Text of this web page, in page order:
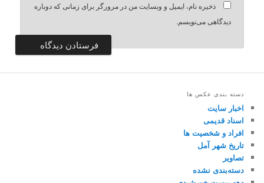
ذخیره نام، ایمیل و وبسایت من در مرورگر برای زمانی که دوباره
دیدگاهی می‌نویسم.
دسته بندی عکس ها
اخبار سایت
اسناد قدیمی
افراد و شخصیت ها
تاریخ شهر آمل
تصاویر
دسته‌بندی نشده